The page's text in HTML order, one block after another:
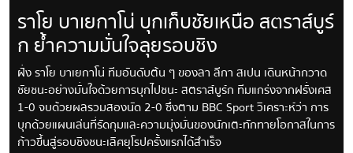
ราโย บาเยกาโน่ บุกเก็บชัยเหนือ สตราส์บูร์
ก ย้ำความมั่นใจลุยรอบชิง
ฝั่ง ราโย บาเยกาโน่ ทีมอันดับต้น ๆ ของลา ลีกา สเปน เดินหน้ากวาด
ชัยชนะอย่างมั่นใจด้วยการบุกไปชนะ สตราส์บูร์ก ทีมแกร่งจากฝรั่งเศส
1-0 จบด้วยผลรวมสองนัด 2-0 ซึ่งตาม BBC Sport วิเคราะห์ว่า การ
บุกด้วยแผนเล่นที่รัดกุมและความมุ่งมั่นของนักเตะทักทายโอกาสในการ
ก้าวขึ้นสู่รอบชิงชนะเลิศยุโรปครั้งแรกได้สำเร็จ